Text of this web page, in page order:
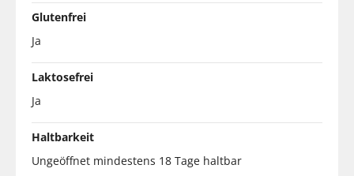
Glutenfrei
Ja
Laktosefrei
Ja
Haltbarkeit
Ungeöffnet mindestens 18 Tage haltbar